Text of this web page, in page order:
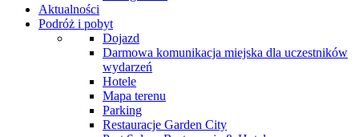
Aktualności
Podróż i pobyt
Dojazd
Darmowa komunikacja miejska dla uczestników
wydarzeń
Hotele
Mapa terenu
Parking
Restauracje Garden City